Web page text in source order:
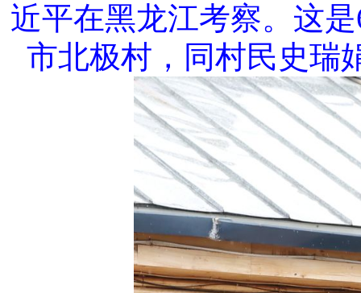
近平在黑龙江考察。这
市北极村，同村民史瑞